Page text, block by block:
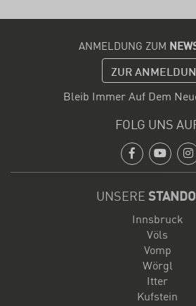
ANMELDUNG ZUM
ZUR
Bleib Immer Auf Dem
FOLG UNS
FacebookYoutube
UNSERE
Innsbruck
Völs
Vomp
Wörgl
Itter
Kufstein